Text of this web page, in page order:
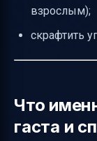
взрослым);
скрафтить
Что
гаста и